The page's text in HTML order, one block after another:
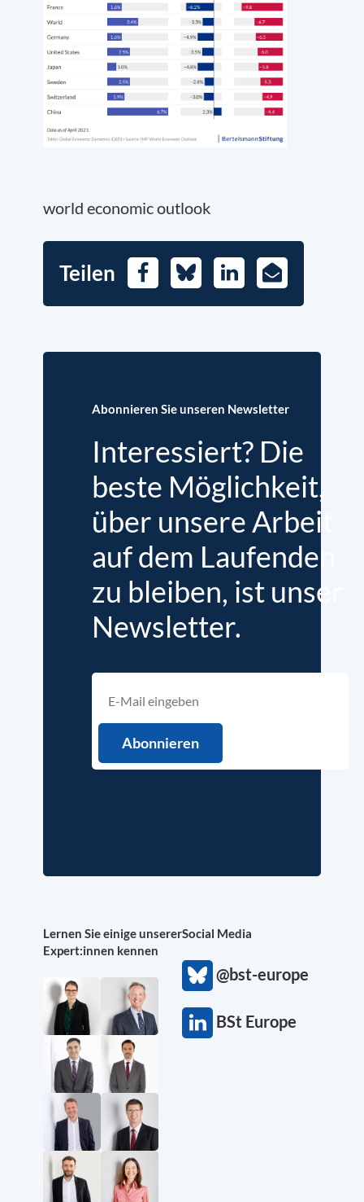
world economic outlook
Teilen FacebookBlueskyLinkedIn
E-
Mail
Abonnieren Sie unseren Newsletter
Interessiert? Die
beste Möglichkeit,
über unsere Arbeit
auf dem Laufenden
zu bleiben, ist unser
Newsletter.
Lernen Sie einige unserer
Expert:innen kennen
Social Media
@bst-europe
BSt Europe